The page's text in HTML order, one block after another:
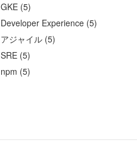
GKE (5)
Developer Experience (5)
アジャイル (5)
SRE (5)
npm (5)